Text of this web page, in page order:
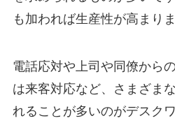
も加われば生産性が高まりま
電話応対や上司や同僚から
は来客対応など、さまざま
れることが多いのがデスク